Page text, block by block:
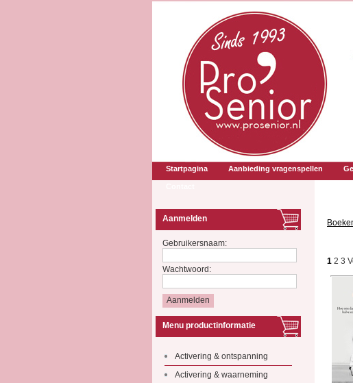
Startpagina Aanbieding vragenspellen
Aanmelden
Gebruikersnaam:
Wachtwoord:
Menu productinformatie
Activering & ontspanning
Activering & waarneming
1 2 3